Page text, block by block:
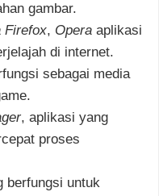
gambar.
Firefox, Opera aplikasi
di internet.
sebagai media
, aplikasi yang
proses
berfungsi untuk